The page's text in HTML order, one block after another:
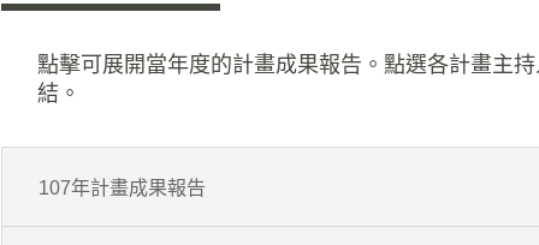
點擊可展開當年度的計畫成果報告。點選各計畫主
結。
107年計畫成果報告